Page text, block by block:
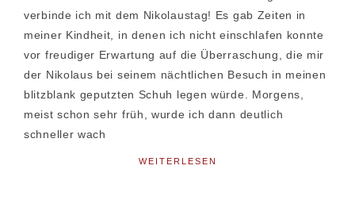
verbinde ich mit dem Nikolaustag! Es gab Zeiten in
meiner Kindheit, in denen ich nicht einschlafen konnte
vor freudiger Erwartung auf die Überraschung, die mir
der Nikolaus bei seinem nächtlichen Besuch in meinen
blitzblank geputzten Schuh legen würde. Morgens,
meist schon sehr früh, wurde ich dann deutlich
schneller wach
WEITERLESEN